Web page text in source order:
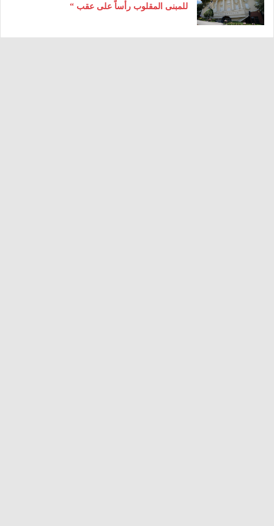
للمبنى المقلوب رأساً على عقب “